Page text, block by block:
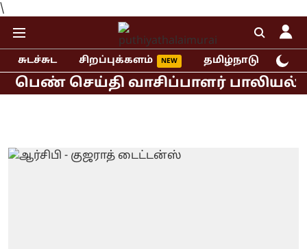
\
சுடச்சுட சிறப்புக்களம் தமிழ்நாடு
செய்தி வாசிப்பாளர் பாலியல்